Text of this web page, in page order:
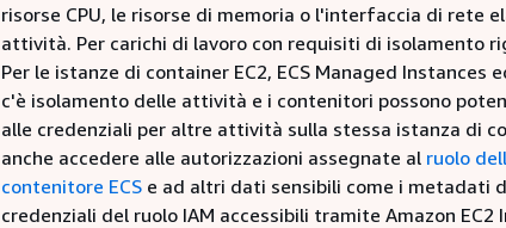
risorse CPU, le risorse di memoria o l'interfaccia di rete
attività. Per carichi di lavoro con requisiti di isolamento
Per le istanze di container EC2, ECS Managed Instances
c'è isolamento delle attività e i contenitori possono
alle credenziali per altre attività sulla stessa istanza di
anche accedere alle autorizzazioni assegnate al ruolo
contenitore ECS e ad altri dati sensibili come i metadati
credenziali del ruolo IAM accessibili tramite Amazon EC2